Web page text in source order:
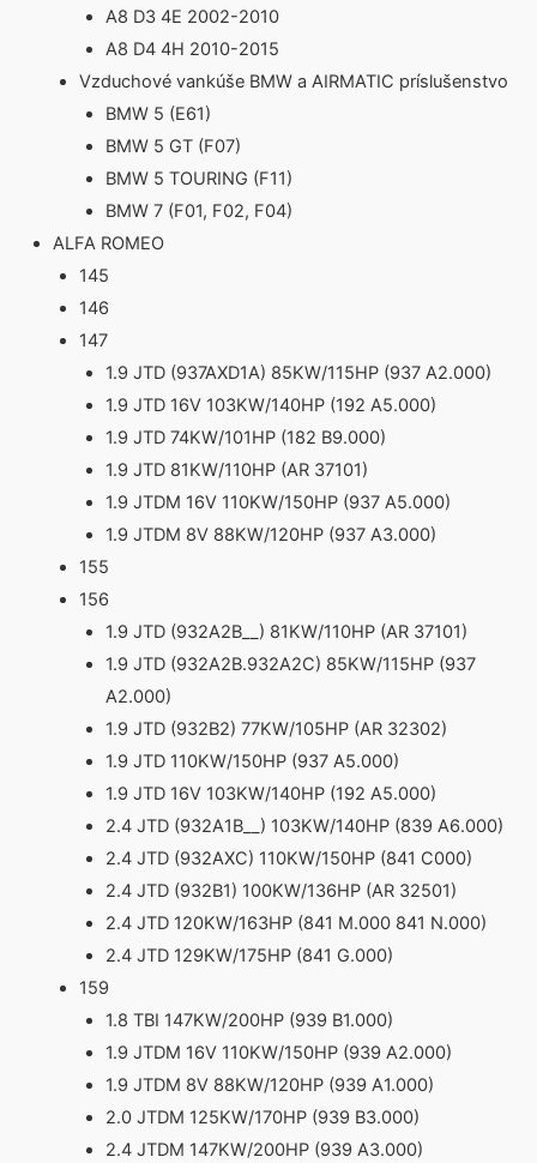
A8 D3 4E 2002-2010
A8 D4 4H 2010-2015
Vzduchové vankúše BMW a AIRMATIC príslušenstvo
BMW 5 (E61)
BMW 5 GT (F07)
BMW 5 TOURING (F11)
BMW 7 (F01, F02, F04)
ALFA ROMEO
145
146
147
1.9 JTD (937AXD1A) 85KW/115HP (937 A2.000)
1.9 JTD 16V 103KW/140HP (192 A5.000)
1.9 JTD 74KW/101HP (182 B9.000)
1.9 JTD 81KW/110HP (AR 37101)
1.9 JTDM 16V 110KW/150HP (937 A5.000)
1.9 JTDM 8V 88KW/120HP (937 A3.000)
155
156
1.9 JTD (932A2B__) 81KW/110HP (AR 37101)
1.9 JTD (932A2B.932A2C) 85KW/115HP (937
A2.000)
1.9 JTD (932B2) 77KW/105HP (AR 32302)
1.9 JTD 110KW/150HP (937 A5.000)
1.9 JTD 16V 103KW/140HP (192 A5.000)
2.4 JTD (932A1B__) 103KW/140HP (839 A6.000)
2.4 JTD (932AXC) 110KW/150HP (841 C000)
2.4 JTD (932B1) 100KW/136HP (AR 32501)
2.4 JTD 120KW/163HP (841 M.000 841 N.000)
2.4 JTD 129KW/175HP (841 G.000)
159
1.8 TBI 147KW/200HP (939 B1.000)
1.9 JTDM 16V 110KW/150HP (939 A2.000)
1.9 JTDM 8V 88KW/120HP (939 A1.000)
2.0 JTDM 125KW/170HP (939 B3.000)
2.4 JTDM 147KW/200HP (939 A3.000)